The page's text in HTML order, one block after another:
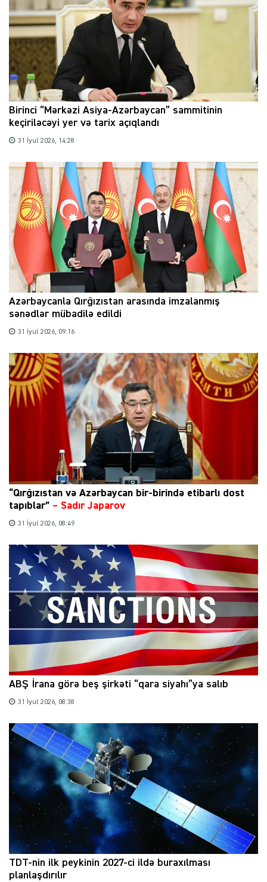
Birinci “Mərkəzi Asiya-Azərbaycan” sammitinin
keçiriləcəyi yer və tarix açıqlandı
31 İyul 2026, 14:28
Azərbaycanla Qırğızıstan arasında imzalanmış
sənədlər mübadilə edildi
31 İyul 2026, 09:16
“Qırğızıstan və Azərbaycan bir-birində etibarlı dost
tapıblar” – Sadır Japarov
31 İyul 2026, 08:49
ABŞ İrana görə beş şirkəti “qara siyahı”ya salıb
31 İyul 2026, 08:38
TDT-nin ilk peykinin 2027-ci ildə buraxılması
planlaşdırılır